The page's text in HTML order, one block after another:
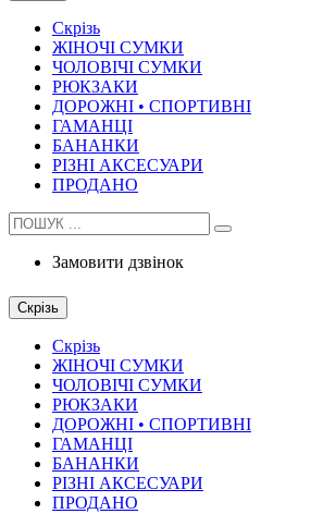
Скрізь
ЖІНОЧІ СУМКИ
ЧОЛОВІЧІ СУМКИ
РЮКЗАКИ
ДОРОЖНІ • СПОРТИВНІ
ГАМАНЦІ
БАНАНКИ
РІЗНІ АКСЕСУАРИ
ПРОДАНО
Замовити дзвінок
Скрізь
Скрізь
ЖІНОЧІ СУМКИ
ЧОЛОВІЧІ СУМКИ
РЮКЗАКИ
ДОРОЖНІ • СПОРТИВНІ
ГАМАНЦІ
БАНАНКИ
РІЗНІ АКСЕСУАРИ
ПРОДАНО